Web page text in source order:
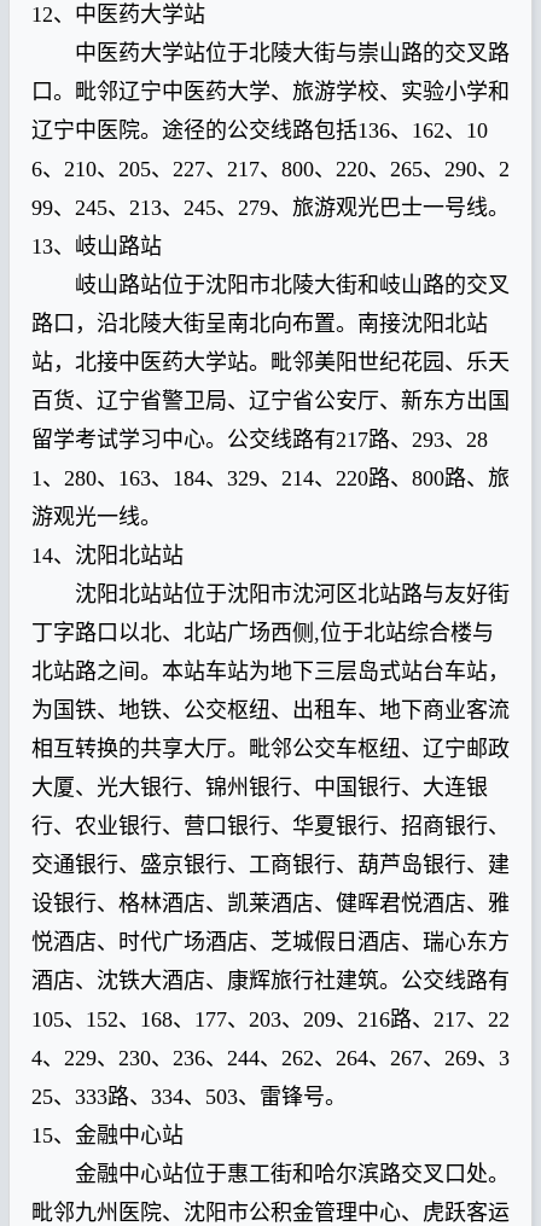
12、中医药大学站
中医药大学站位于北陵大街与崇山路的交叉路
口。毗邻辽宁中医药大学、旅游学校、实验小学和
辽宁中医院。途径的公交线路包括136、162、10
6、210、205、227、217、800、220、265、290、2
99、245、213、245、279、旅游观光巴士一号线。
13、岐山路站
岐山路站位于沈阳市北陵大街和岐山路的交叉
路口，沿北陵大街呈南北向布置。南接沈阳北站
站，北接中医药大学站。毗邻美阳世纪花园、乐天
百货、辽宁省警卫局、辽宁省公安厅、新东方出国
留学考试学习中心。公交线路有217路、293、28
1、280、163、184、329、214、220路、800路、旅
游观光一线。
14、沈阳北站站
沈阳北站站位于沈阳市沈河区北站路与友好街
丁字路口以北、北站广场西侧,位于北站综合楼与
北站路之间。本站车站为地下三层岛式站台车站，
为国铁、地铁、公交枢纽、出租车、地下商业客流
相互转换的共享大厅。毗邻公交车枢纽、辽宁邮政
大厦、光大银行、锦州银行、中国银行、大连银
行、农业银行、营口银行、华夏银行、招商银行、
交通银行、盛京银行、工商银行、葫芦岛银行、建
设银行、格林酒店、凯莱酒店、健晖君悦酒店、雅
悦酒店、时代广场酒店、芝城假日酒店、瑞心东方
酒店、沈铁大酒店、康辉旅行社建筑。公交线路有
105、152、168、177、203、209、216路、217、22
4、229、230、236、244、262、264、267、269、3
25、333路、334、503、雷锋号。
15、金融中心站
金融中心站位于惠工街和哈尔滨路交叉口处。
毗邻九州医院、沈阳市公积金管理中心、虎跃客运